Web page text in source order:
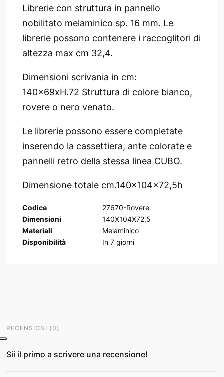
Librerie con struttura in pannello
nobilitato melaminico sp. 16 mm. Le
librerie possono contenere i raccoglitori di
altezza max cm 32,4.
Dimensioni scrivania in cm:
140x69xH.72 Struttura di colore bianco,
rovere o nero venato.
Le librerie possono essere completate
inserendo la cassettiera, ante colorate e
pannelli retro della stessa linea CUBO.
Dimensione totale cm.140x104x72,5h
Codice
27670-Rovere
Dimensioni
140X104X72,5
Materiali
Melaminico
Disponibilità
In 7giorni
RECENSIONI (0 )
Sii il primo a scrivere una recensione!